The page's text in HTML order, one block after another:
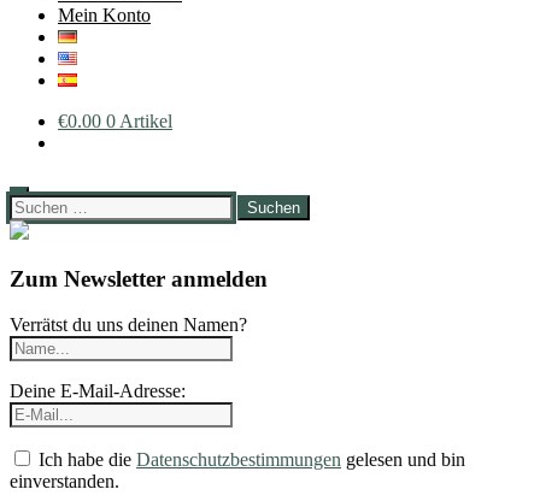
Mein Konto
€0.00 0 Artikel
Suchen
nach:
Zum Newsletter anmelden
Verrätst du uns deinen Namen?
Deine E-Mail-Adresse:
Ich habe die Datenschutzbestimmungen gelesen und bin
einverstanden.